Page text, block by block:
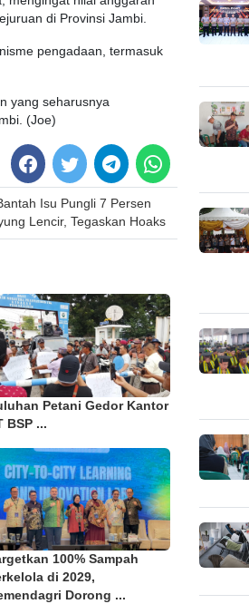
di Provinsi Jambi.
pengadaan, termasuk
yang seharusnya
(Joe)
Isu Pungli 7 Persen
Lencir, Tegaskan Hoaks
Petani Gedor Kantor
BSP ...
100% Sampah
di 2029,
Dorong ...